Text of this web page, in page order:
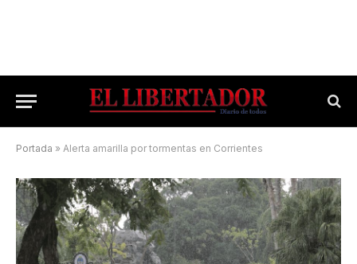
Portada » Alerta amarilla por tormentas en Corrientes